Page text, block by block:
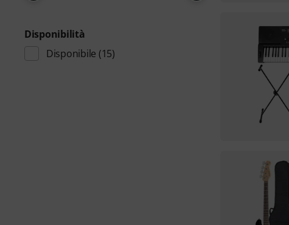
Disponibilità
Disponibile (15)